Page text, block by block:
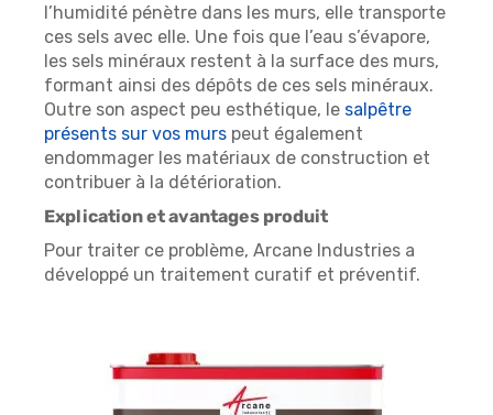
l’humidité pénètre dans les murs, elle transporte
ces sels avec elle. Une fois que l’eau s’évapore,
les sels minéraux restent à la surface des murs,
formant ainsi des dépôts de ces sels minéraux.
Outre son aspect peu esthétique, le salpêtre
présents sur vos murs peut également
endommager les matériaux de construction et
contribuer à la détérioration.
Explication et avantages produit
Pour traiter ce problème, Arcane Industries a
développé un traitement curatif et préventif.